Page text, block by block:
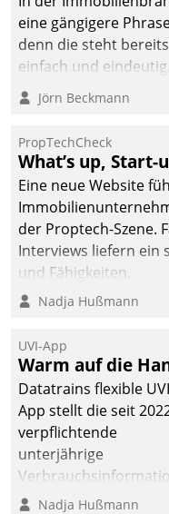
eine gängigere
denn die steht
einfach und
Verantwortung folgen
Jörn Beckmann
PropTechCheck
What’s up, Start-
Eine neue Website
der Proptech-Szene.
Interviews liefern ein
und Fähigkeiten.
Nadja Hußmann
UVI-App
Warm auf die
Datatrains flexible
App stellt die seit
verpflichtende
unterjährige
schnell, zuverlässig und
Nadja Hußmann